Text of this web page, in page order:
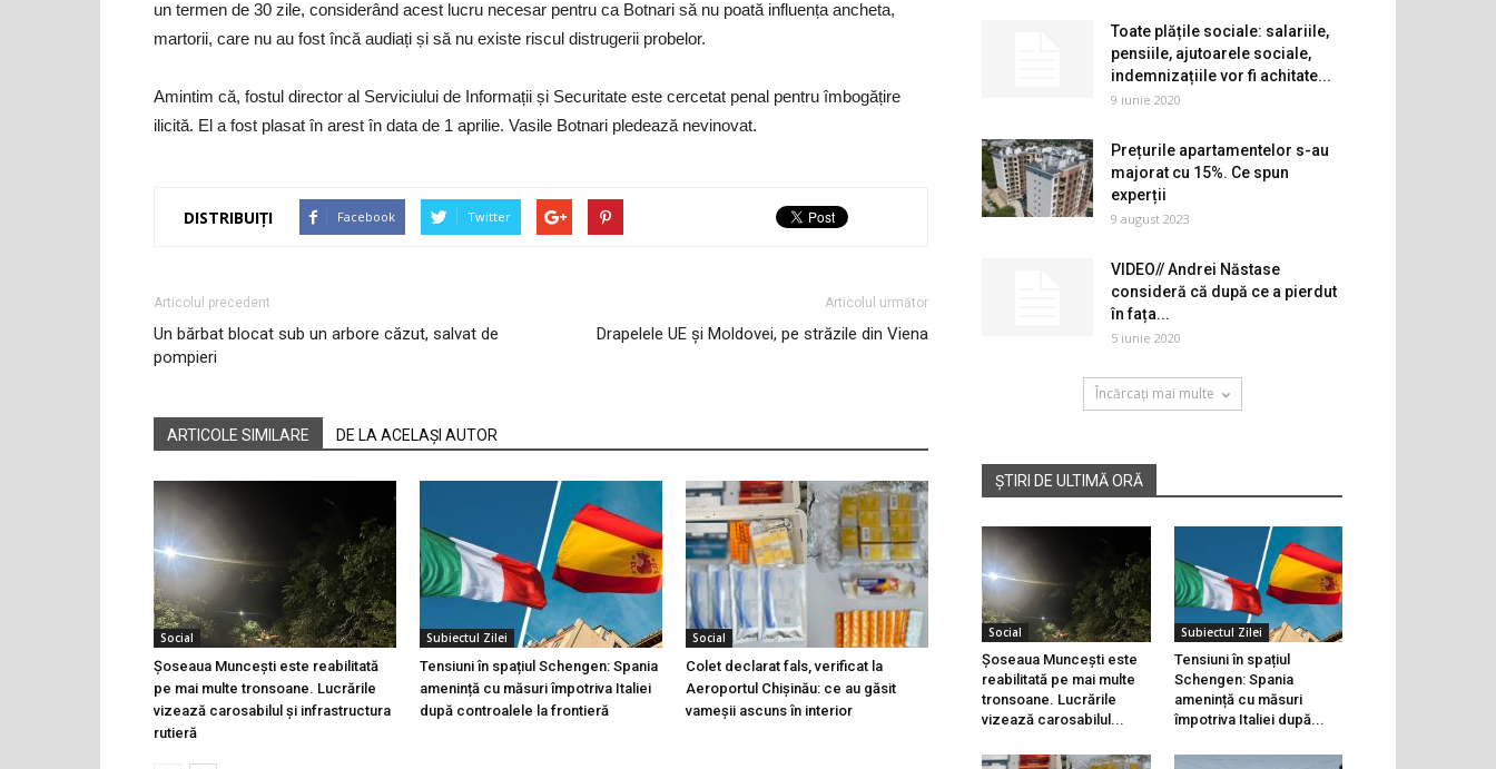
un termen de 30 zile, considerând acest lucru necesar pentru ca Botnari să nu poată influența ancheta,
martorii, care nu au fost încă audiați și să nu existe riscul distrugerii probelor.
Amintim că, fostul director al Serviciului de Informații și Securitate este cercetat penal pentru îmbogățire
ilicită. El a fost plasat în arest în data de 1 aprilie. Vasile Botnari pledează nevinovat.
DISTRIBUIȚI Facebook Twitter
Articolul precedent
Un bărbat blocat sub un arbore căzut, salvat de
pompieri
Articolul următor
Drapelele UE și Moldovei, pe străzile din Viena
ARTICOLE SIMILARE DE LA ACELAȘI AUTOR
Social
Șoseaua Muncești este reabilitată
pe mai multe tronsoane. Lucrările
vizează carosabilul și infrastructura
rutieră
Subiectul Zilei
Tensiuni în spațiul Schengen: Spania
amenință cu măsuri împotriva Italiei
după controalele la frontieră
Social
Colet declarat fals, verificat la
Aeroportul Chișinău: ce au găsit
vameșii ascuns în interior
Toate plățile sociale: salariile,
pensiile, ajutoarele sociale,
indemnizațiile vor fi achitate...
9 iunie 2020
Prețurile apartamentelor s-au
majorat cu 15%. Ce spun
experții
9 august 2023
VIDEO// Andrei Năstase
consideră că după ce a pierdut
în fața...
5 iunie 2020
Încărcați mai multe
ȘTIRI DE ULTIMĂ ORĂ
Social
Șoseaua Muncești este
reabilitată pe mai multe
tronsoane. Lucrările
vizează carosabilul...
Subiectul Zilei
Tensiuni în spațiul
Schengen: Spania
amenință cu măsuri
împotriva Italiei după...